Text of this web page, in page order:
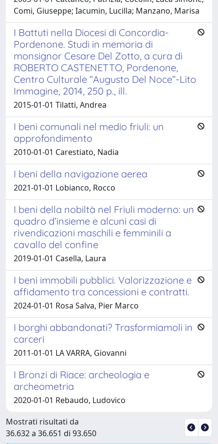
Comi, Giuseppe; Iacumin, Lucilla; Manzano, Marisa
I Battuti nella Diocesi di Concordia-
Pordenone. Studi in memoria di
monsignor Cesare Del Zotto, a cura di
ROBERTO CASTENETTO, Pordenone,
Centro Culturale “Augusto Del Noce”-Lito
Immagine, 2014, 250 p., ill.
2015-01-01 Tilatti, Andrea
I beni comunali nel medio friuli: un
approfondimento
2010-01-01 Carestiato, Nadia
I beni della navigazione aerea
2021-01-01 Lobianco, Rocco
I beni della nobiltà nel Friuli moderno: un
quadro d’insieme e alcuni casi di
rivendicazioni maschili e femminili a
cavallo del confine
2019-01-01 Casella, Laura
I beni immobili pubblici. Valorizzazione e
affidamento tra concessioni e contratti.
2024-01-01 Rosa Salva, Pier Marco
I borghi abbandonati? Trasformiamoli in
carceri
2011-01-01 LA VARRA, Giovanni
I Bronzi di Riace: archeologia e
archeometria
2020-01-01 Rebaudo, Ludovico
Mostrati risultati da
36.632 a 36.651 di 93.650